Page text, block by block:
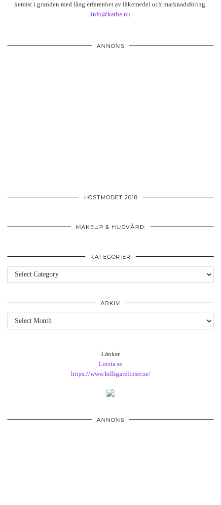
kemist i grunden med lång erfarenhet av läkemedel och marknadsföring.
info@kathe.nu
ANNONS
HÖSTMODET 2018
MAKEUP & HUDVÅRD:
KATEGORIER
Kategorier
ARKIV
Arkiv
Länkar
Lotsia.se
https://www.billigarelinser.se/
ANNONS